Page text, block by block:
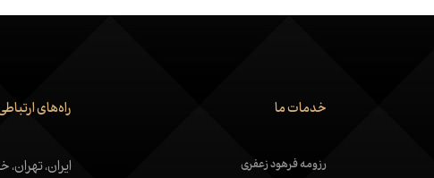
خدمات ما
رزومه فرهود زعفری
راه‌های
ایران، تهران،